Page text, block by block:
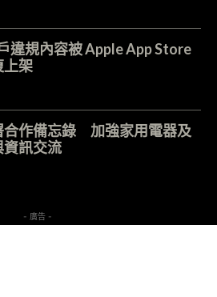
違規內容被 Apple App Store
上架
合作備忘錄 加強家用電器及
訊交流
- 廣告 -